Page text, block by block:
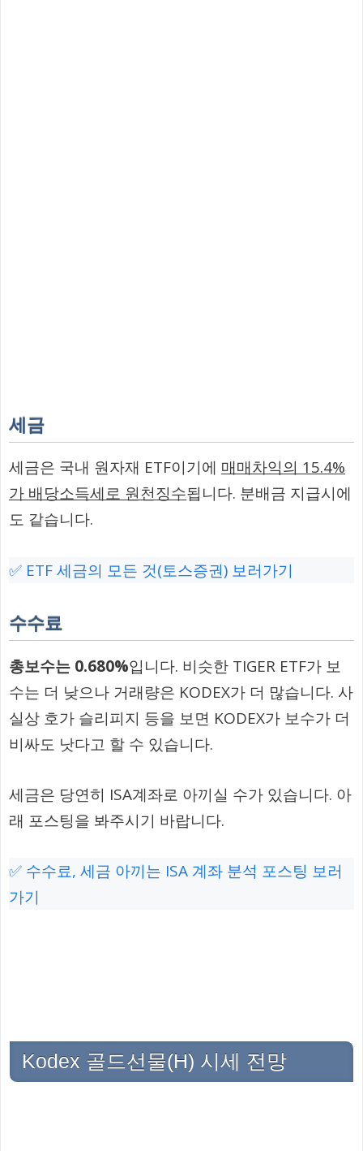
세금
세금은 국내 원자재 ETF이기에 매매차익의 15.4%
가 배당소득세로 원천징수됩니다. 분배금 지급시에
도 같습니다.
✅ ETF 세금의 모든 것(토스증권) 보러가기
수수료
총보수는 0.680%입니다. 비슷한 TIGER ETF가 보
수는 더 낮으나 거래량은 KODEX가 더 많습니다. 사
실상 호가 슬리피지 등을 보면 KODEX가 보수가 더
비싸도 낫다고 할 수 있습니다.
세금은 당연히 ISA계좌로 아끼실 수가 있습니다. 아
래 포스팅을 봐주시기 바랍니다.
✅ 수수료, 세금 아끼는 ISA 계좌 분석 포스팅 보러
가기
Kodex 골드선물(H) 시세 전망